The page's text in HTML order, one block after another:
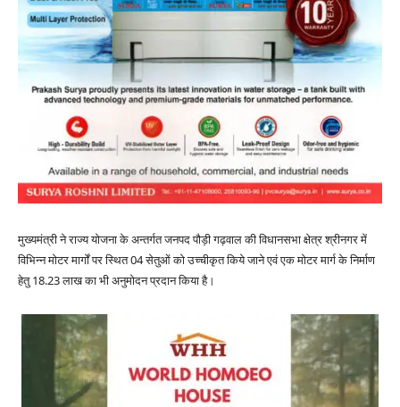
मुख्यमंत्री ने राज्य योजना के अन्तर्गत जनपद पौड़ी गढ़वाल की विधानसभा क्षेत्र श्रीनगर में
विभिन्न मोटर मार्गों पर स्थित 04 सेतुओं को उच्चीकृत किये जाने एवं एक मोटर मार्ग के निर्माण
हेतु 18.23 लाख का भी अनुमोदन प्रदान किया है।